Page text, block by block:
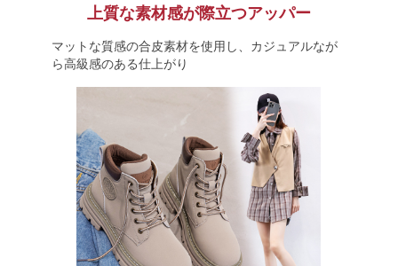
上質な素材感が際立つアッパー
マットな質感の合皮素材を使用し、カジュアルなが
ら高級感のある仕上がり